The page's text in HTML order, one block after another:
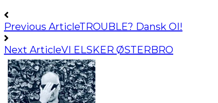
Previous ArticleTROUBLE? Dansk OI!
Next ArticleVI ELSKER ØSTERBRO